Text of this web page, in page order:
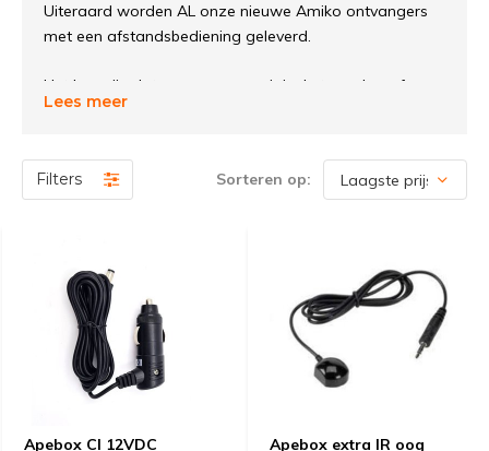
Uiteraard worden AL onze nieuwe Amiko ontvangers
met een afstandsbediening geleverd.
Het kan zijn dat u graag een originele tweede - of
gewoon een extra nieuwe Amiko afstandsbediening
Lees meer
Filters Sorteren op:
Apebox CI 12VDC
Apebox extra IR oog